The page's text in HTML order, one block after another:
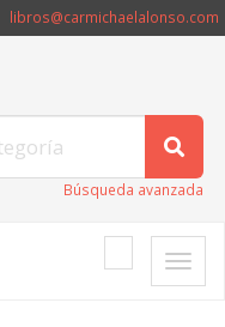
libros@carmichaelalonso.com
Búsqueda avanzada
Toggle